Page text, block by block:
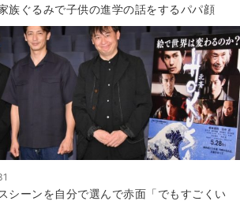
族ぐるみで子供の進学の話をするパパ顔
シーンを自分で選んで赤面「でもすごくい